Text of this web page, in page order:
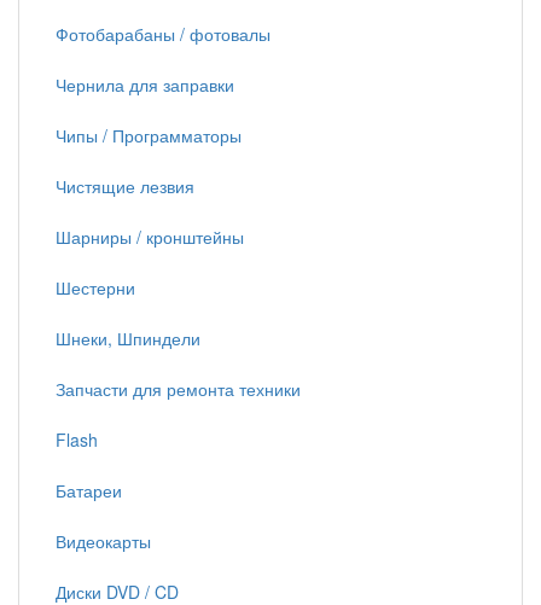
Фотобарабаны / фотовалы
Чернила для заправки
Чипы / Программаторы
Чистящие лезвия
Шарниры / кронштейны
Шестерни
Шнеки, Шпиндели
Запчасти для ремонта техники
Flash
Батареи
Видеокарты
Диски DVD / CD